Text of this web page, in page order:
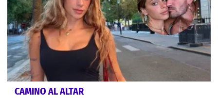
CAMINO AL ALTAR